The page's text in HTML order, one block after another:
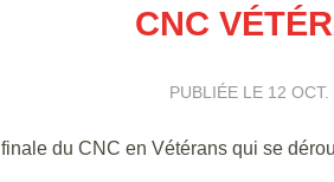
CNC
PUBLIÉE LE 12 OCT.
du CNC en Vétérans qui se